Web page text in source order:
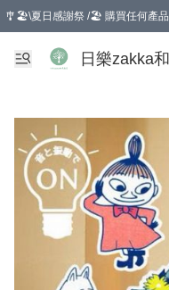
🎐🏖️\夏日感謝祭 /🏖️ 購買任何產
選擇GoGoX住宅/工商地址配送
日樂zakka